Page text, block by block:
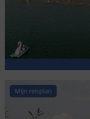
Mijn reisplan